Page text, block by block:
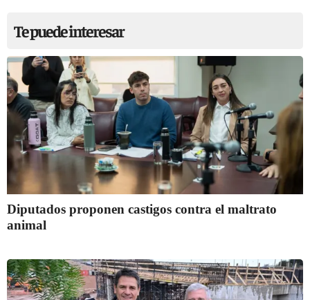
Te puede interesar
Diputados proponen castigos contra el maltrato
animal